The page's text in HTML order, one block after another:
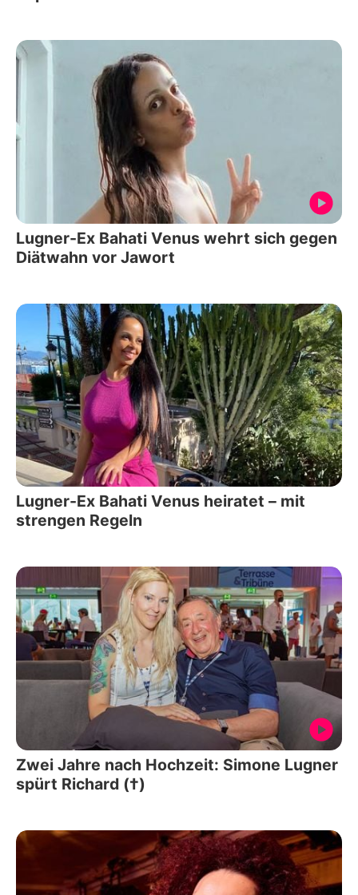
Lugner-Ex Bahati Venus wehrt sich gegen
Diätwahn vor Jawort
Lugner-Ex Bahati Venus heiratet – mit
strengen Regeln
Zwei Jahre nach Hochzeit: Simone Lugner
spürt Richard (†)